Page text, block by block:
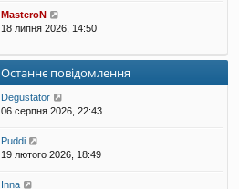
с
т
н
н
є
п
о
д
MasteroN
18 липня 2026, 14:50
Останнє повідомлення
Degustator
06 серпня 2026, 22:43
Puddi
19 лютого 2026, 18:49
Inna